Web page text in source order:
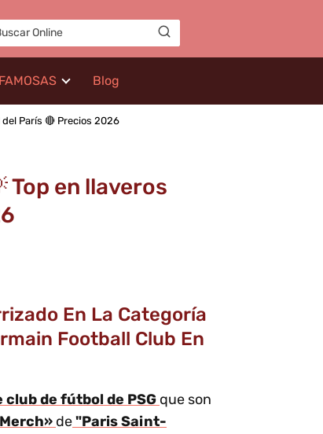
Blog
París 🔴 Precios 2026
Top en llaveros
En La Categoría
Football Club En
club de fútbol de PSG que son
de"Paris Saint-